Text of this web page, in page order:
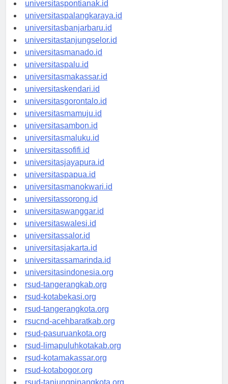
universitaspontianak.id
universitaspalangkaraya.id
universitasbanjarbaru.id
universitastanjungselor.id
universitasmanado.id
universitaspalu.id
universitasmakassar.id
universitaskendari.id
universitasgorontalo.id
universitasmamuju.id
universitasambon.id
universitasmaluku.id
universitassofifi.id
universitasjayapura.id
universitaspapua.id
universitasmanokwari.id
universitassorong.id
universitaswanggar.id
universitaswalesi.id
universitassalor.id
universitasjakarta.id
universitassamarinda.id
universitasindonesia.org
rsud-tangerangkab.org
rsud-kotabekasi.org
rsud-tangerangkota.org
rsucnd-acehbaratkab.org
rsud-pasuruankota.org
rsud-limapuluhkotakab.org
rsud-kotamakassar.org
rsud-kotabogor.org